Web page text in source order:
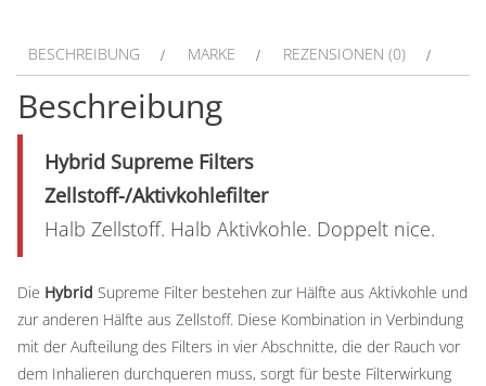
BESCHREIBUNG MARKE REZENSIONEN (0)
Beschreibung
Hybrid Supreme Filters
Zellstoff-/Aktivkohlefilter
Halb Zellstoff. Halb Aktivkohle. Doppelt nice.
Die Hybrid Supreme Filter bestehen zur Hälfte aus Aktivkohle und
zur anderen Hälfte aus Zellstoff. Diese Kombination in Verbindung
mit der Aufteilung des Filters in vier Abschnitte, die der Rauch vor
dem Inhalieren durchqueren muss, sorgt für beste Filterwirkung